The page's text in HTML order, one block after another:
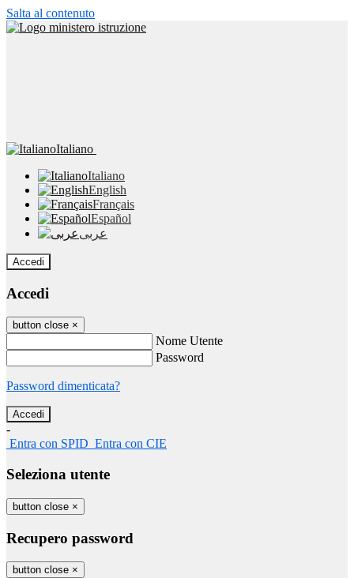
Salta al contenuto
Italiano
Italiano
English
Français
Español
عربى
Accedi
Accedi
button close ×
Nome Utente
Password
Password dimenticata?
-
Entra con SPID Entra con CIE
Seleziona utente
button close ×
Recupero password
button close ×